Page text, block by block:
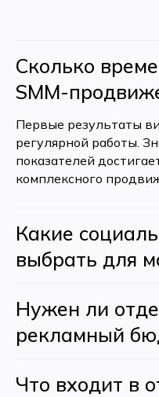
Сколько
SMM-
Первые результаты
регулярной работы.
показателей
комплексного
Какие
выбрать для
Нужен ли
рекламный
Что входит в